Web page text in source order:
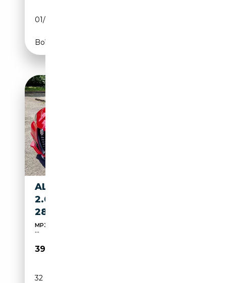
01/2024
Boîte automatique
ALFA ROMEO GIULIA GIULIA
2.0 T COMPETIZIONE Q4
280CV AUTO
MP3, 4x4, Sièges électriques, Pneus été, Palettes
...
39 900€
32 000 km